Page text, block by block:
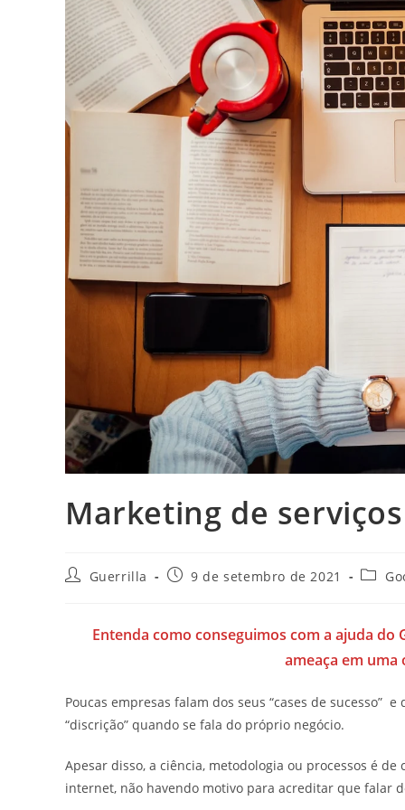
Marketing de
AutorGuerrilla
Post9 de setembro de 2021
Entenda como conseguimos com a ajuda
ameaça em
Poucas empresas falam dos seus “cases de sucesso”
“discrição” quando se fala do próprio negócio.
Apesar disso, a ciência, metodologia ou processos é
internet, não havendo motivo para acreditar que falar